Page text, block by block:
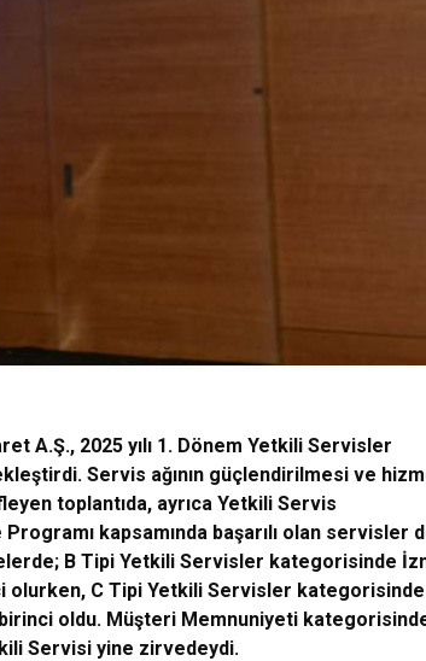
A.Ş., 2025 yılı 1. Dönem Yetkili Servisler
Servis ağının güçlendirilmesi ve
toplantıda, ayrıca Yetkili Servis
kapsamında başarılı olan servisler
B Tipi Yetkili Servisler kategorisinde
olurken, C Tipi Yetkili Servisler
birinci oldu. Müşteri Memnuniyeti
Servisi yine zirvedeydi.